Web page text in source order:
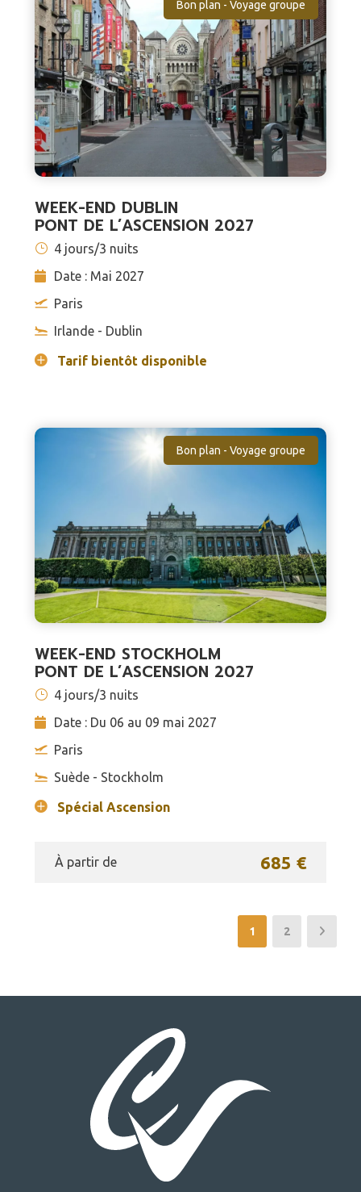
Bon plan - Voyage groupe
WEEK-END DUBLIN
PONT DE L’ASCENSION 2027
4 jours/3 nuits
Date : Mai 2027
Paris
Irlande - Dublin
Tarif bientôt disponible
Bon plan - Voyage groupe
WEEK-END STOCKHOLM
PONT DE L’ASCENSION 2027
4 jours/3 nuits
Date : Du 06 au 09 mai 2027
Paris
Suède - Stockholm
Spécial Ascension
À partir de 685 €
1 2